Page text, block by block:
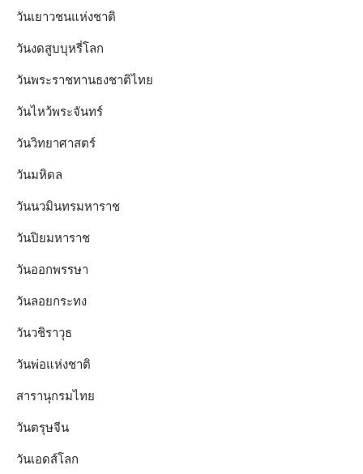
วันเยาวชนแห่งชาติ
วันงดสูบบุหรี่โลก
วันพระราชทานธงชาติไทย
วันไหว้พระจันทร์​
วันวิทยาศาสตร์
วันมหิดล
วันนวมินทรมหาราช
วันปิยมหาราช
วันออกพรรษา
วันลอยกระทง
วันวชิราวุธ
วันพ่อแห่งชาติ
สารานุกรมไทย
วันตรุษจีน
วันเอดส์โลก